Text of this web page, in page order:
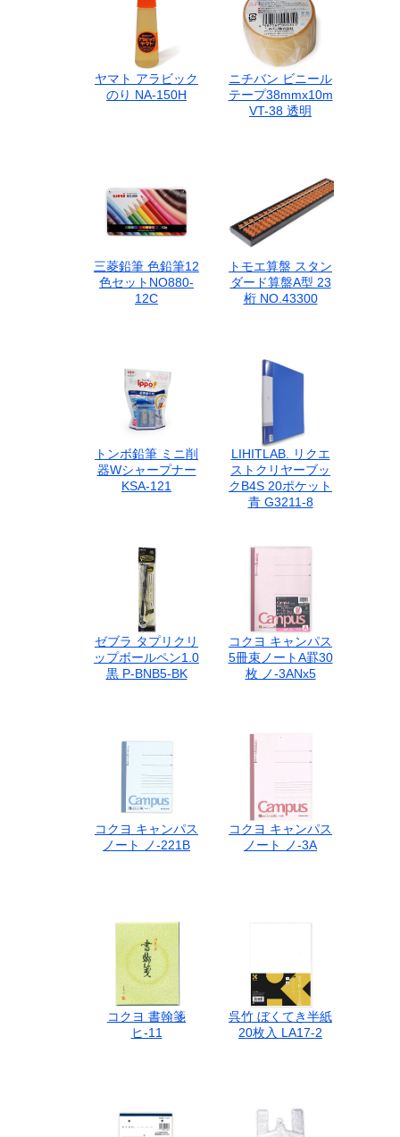
ヤマト アラビック
のり NA-150H
ニチバン ビニール
テープ38mmx10m
VT-38 透明
三菱鉛筆 色鉛筆12
色セットNO880-
12C
トモエ算盤 スタン
ダード算盤A型 23
桁 NO.43300
トンボ鉛筆 ミニ削
器Wシャープナー
KSA-121
LIHITLAB. リクエ
ストクリヤーブッ
クB4S 20ポケット
青 G3211-8
ゼブラ タプリクリ
ップボールペン1.0
黒 P-BNB5-BK
コクヨ キャンパス
5冊束ノートA罫30
枚 ノ-3ANx5
コクヨ キャンパス
ノート ノ-221B
コクヨ キャンパス
ノート ノ-3A
コクヨ 書翰箋
ヒ-11
呉竹 ぼくてき半紙
20枚入 LA17-2